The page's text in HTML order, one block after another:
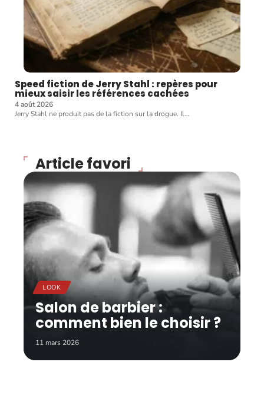
Speed fiction de Jerry Stahl : repères pour
mieux saisir les références cachées
4 août 2026
Jerry Stahl ne produit pas de la fiction sur la drogue. Il…
Article favori
LOOK
Salon de barbier :
comment bien le choisir ?
11 mars 2026